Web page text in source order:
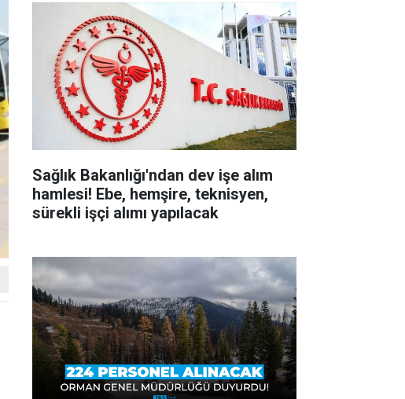
Sağlık Bakanlığı'ndan dev işe alım
hamlesi! Ebe, hemşire, teknisyen,
sürekli işçi alımı yapılacak